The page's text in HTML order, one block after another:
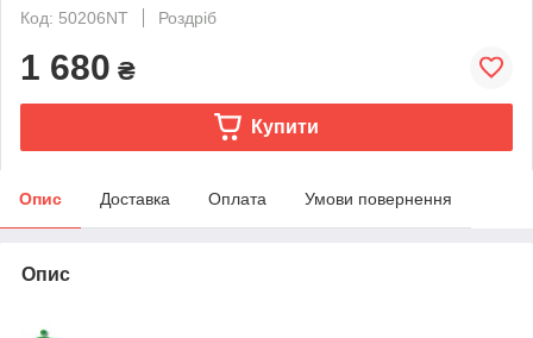
Код: 50206NT
Роздріб
1 680 ₴
Купити
Опис Доставка Оплата Умови повернення
Опис